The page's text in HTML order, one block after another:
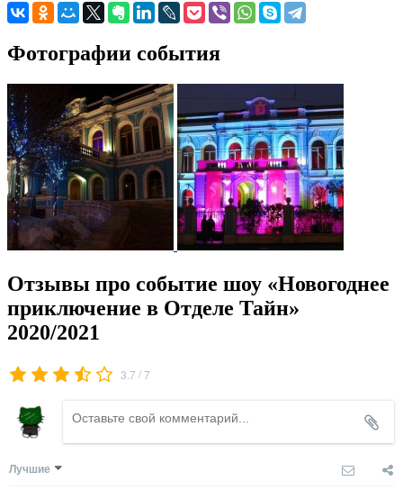
Фотографии события
Отзывы про событие шоу «Новогоднее
приключение в Отделе Тайн»
2020/2021
3.7 /7
Лучшие